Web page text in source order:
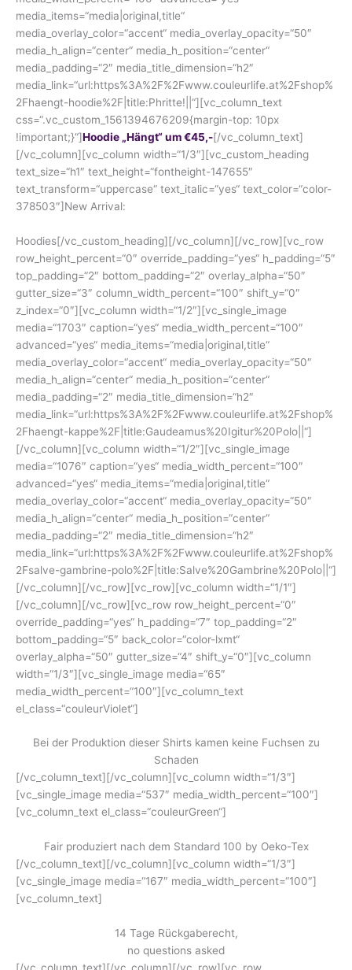
media_items=“media|original,title“
media_overlay_color=“accent“ media_overlay_opacity=“50″
media_h_align=“center“ media_h_position=“center“
media_padding=“2″ media_title_dimension=“h2″
media_link=“url:https%3A%2F%2Fwww.couleurlife.at%2Fshop%
2Fhaengt-hoodie%2F|title:Phritte!||“][vc_column_text
css=“.vc_custom_1561394676209{margin-top: 10px
!important;}“]Hoodie „Hängt“ um €45,-[/vc_column_text]
[/vc_column][vc_column width=“1/3″][vc_custom_heading
text_size=“h1″ text_height=“fontheight-147655″
text_transform=“uppercase“ text_italic=“yes“ text_color=“color-
378503″]New Arrival:
Hoodies[/vc_custom_heading][/vc_column][/vc_row][vc_row
row_height_percent=“0″ override_padding=“yes“ h_padding=“5″
top_padding=“2″ bottom_padding=“2″ overlay_alpha=“50″
gutter_size=“3″ column_width_percent=“100″ shift_y=“0″
z_index=“0″][vc_column width=“1/2″][vc_single_image
media=“1703″ caption=“yes“ media_width_percent=“100″
advanced=“yes“ media_items=“media|original,title“
media_overlay_color=“accent“ media_overlay_opacity=“50″
media_h_align=“center“ media_h_position=“center“
media_padding=“2″ media_title_dimension=“h2″
media_link=“url:https%3A%2F%2Fwww.couleurlife.at%2Fshop%
2Fhaengt-kappe%2F|title:Gaudeamus%20Igitur%20Polo||“]
[/vc_column][vc_column width=“1/2″][vc_single_image
media=“1076″ caption=“yes“ media_width_percent=“100″
advanced=“yes“ media_items=“media|original,title“
media_overlay_color=“accent“ media_overlay_opacity=“50″
media_h_align=“center“ media_h_position=“center“
media_padding=“2″ media_title_dimension=“h2″
media_link=“url:https%3A%2F%2Fwww.couleurlife.at%2Fshop%
2Fsalve-gambrine-polo%2F|title:Salve%20Gambrine%20Polo||“]
[/vc_column][/vc_row][vc_row][vc_column width=“1/1″]
[/vc_column][/vc_row][vc_row row_height_percent=“0″
override_padding=“yes“ h_padding=“7″ top_padding=“2″
bottom_padding=“5″ back_color=“color-lxmt“
overlay_alpha=“50″ gutter_size=“4″ shift_y=“0″][vc_column
width=“1/3″][vc_single_image media=“65″
media_width_percent=“100″][vc_column_text
el_class=“couleurViolet“]
Bei der Produktion dieser Shirts kamen keine Fuchsen zu
Schaden
[/vc_column_text][/vc_column][vc_column width=“1/3″]
[vc_single_image media=“537″ media_width_percent=“100″]
[vc_column_text el_class=“couleurGreen“]
Fair produziert nach dem Standard 100 by Oeko-Tex
[/vc_column_text][/vc_column][vc_column width=“1/3″]
[vc_single_image media=“167″ media_width_percent=“100″]
[vc_column_text]
14 Tage Rückgaberecht,
no questions asked